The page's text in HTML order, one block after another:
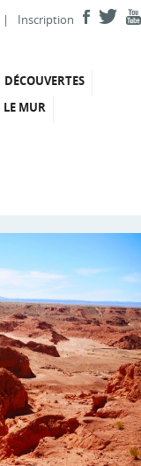
| Inscription
DÉCOUVERTES
LE MUR